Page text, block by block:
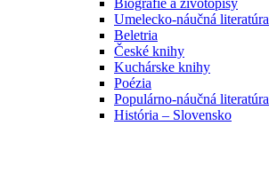
Umelecko-náučná literatúra
Beletria
České knihy
Kuchárske knihy
Poézia
Populárno-náučná literatúra
História – Slovensko